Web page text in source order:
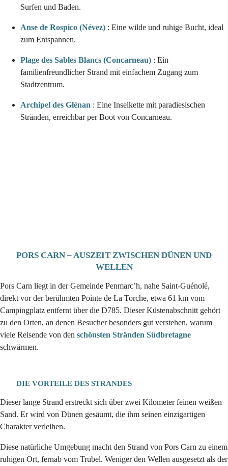
Surfen und Baden.
Anse de Rospico (Névez) : Eine wilde und ruhige Bucht, ideal
zum Entspannen.
Plage des Sables Blancs (Concarneau) : Ein
familienfreundlicher Strand mit einfachem Zugang zum
Stadtzentrum.
Archipel des Glénan : Eine Inselkette mit paradiesischen
Stränden, erreichbar per Boot von Concarneau.
PORS CARN – AUSZEIT ZWISCHEN DÜNEN UND
WELLEN
Pors Carn liegt in der Gemeinde Penmarc’h, nahe Saint-Guénolé,
direkt vor der berühmten Pointe de La Torche, etwa 61 km vom
Campingplatz entfernt über die D785. Dieser Küstenabschnitt gehört
zu den Orten, an denen Besucher besonders gut verstehen, warum
viele Reisende von den schönsten Stränden Südbretagne
schwärmen.
DIE VORTEILE DES STRANDES
Dieser lange Strand erstreckt sich über zwei Kilometer feinen weißen
Sand. Er wird von Dünen gesäumt, die ihm seinen einzigartigen
Charakter verleihen.
Diese natürliche Umgebung macht den Strand von Pors Carn zu einem
ruhigen Ort, fernab vom Trubel. Weniger den Wellen ausgesetzt als der